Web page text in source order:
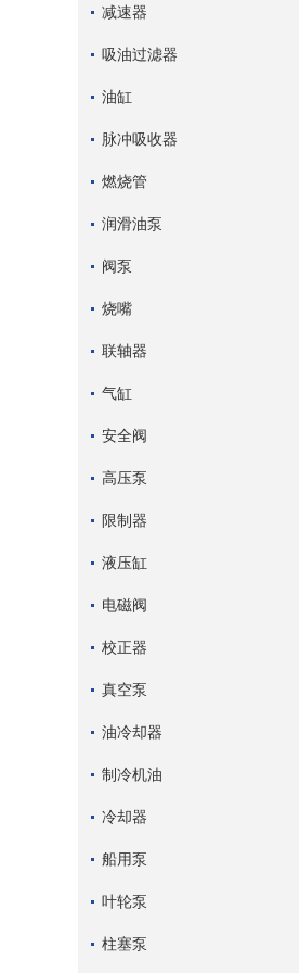
减速器
吸油过滤器
油缸
脉冲吸收器
燃烧管
润滑油泵
阀泵
烧嘴
联轴器
气缸
安全阀
高压泵
限制器
液压缸
电磁阀
校正器
真空泵
油冷却器
制冷机油
冷却器
船用泵
叶轮泵
柱塞泵